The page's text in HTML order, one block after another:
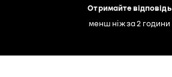
Отримайте відповідь
менш ніж за 2 години